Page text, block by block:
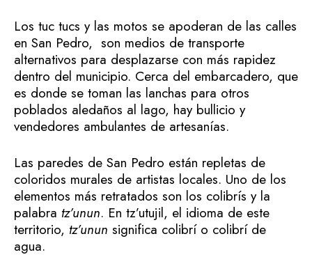
Los tuc tucs y las motos se apoderan de las calles
en San Pedro, son medios de transporte
alternativos para desplazarse con más rapidez
dentro del municipio. Cerca del embarcadero, que
es donde se toman las lanchas para otros
poblados aledaños al lago, hay bullicio y
vendedores ambulantes de artesanías.
Las paredes de San Pedro están repletas de
coloridos murales de artistas locales. Uno de los
elementos más retratados son los colibrís y la
palabra tz’unun. En tz’utujil, el idioma de este
territorio, tz’unun significa colibrí o colibrí de
agua.